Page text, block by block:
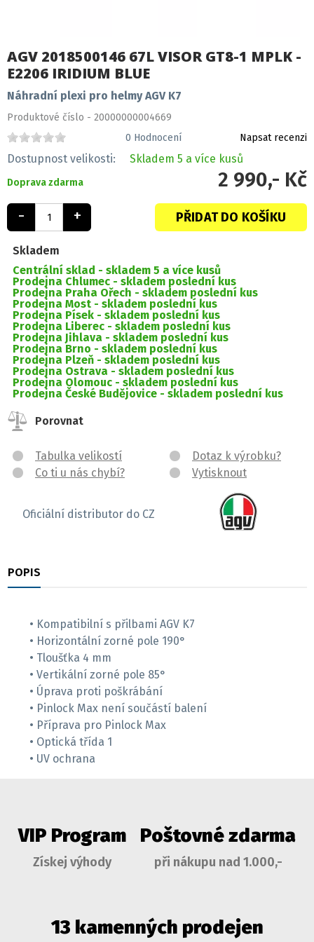
AGV 2018500146 67L VISOR GT8-1 MPLK -
E2206 IRIDIUM BLUE
Náhradní plexi pro helmy AGV K7
Produktové číslo - 20000000004669
0 Hodnocení Napsat recenzi
Dostupnost velikosti: Skladem 5 a více kusů
Doprava zdarma 2 990,- Kč
- + PŘIDAT DO KOŠÍKU
Skladem
Centrální sklad - skladem 5 a více kusů
Prodejna Chlumec - skladem poslední kus
Prodejna Praha Ořech - skladem poslední kus
Prodejna Most - skladem poslední kus
Prodejna Písek - skladem poslední kus
Prodejna Liberec - skladem poslední kus
Prodejna Jihlava - skladem poslední kus
Prodejna Brno - skladem poslední kus
Prodejna Plzeň - skladem poslední kus
Prodejna Ostrava - skladem poslední kus
Prodejna Olomouc - skladem poslední kus
Prodejna České Budějovice - skladem poslední kus
Porovnat
Tabulka velikostí
Co ti u nás chybí?
Dotaz k výrobku?
Vytisknout
Oficiální distributor do CZ
POPIS
• Kompatibilní s přilbami AGV K7
• Horizontální zorné pole 190°
• Tloušťka 4 mm
• Vertikální zorné pole 85°
• Úprava proti poškrábání
• Pinlock Max není součástí balení
• Příprava pro Pinlock Max
• Optická třída 1
• UV ochrana
VIP Program
Získej výhody
Poštovné zdarma
při nákupu nad 1.000,-
13 kamenných prodejen